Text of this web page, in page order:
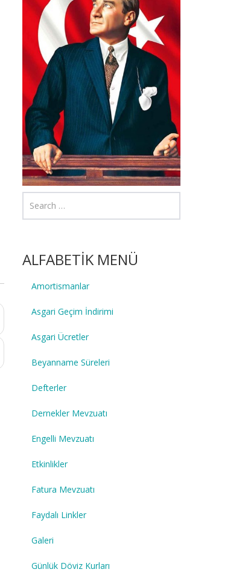
ALFABETİK MENÜ
Amortismanlar
Asgari Geçim İndirimi
Asgari Ücretler
Beyanname Süreleri
Defterler
Dernekler Mevzuatı
Engelli Mevzuatı
Etkinlikler
Fatura Mevzuatı
Faydalı Linkler
Galeri
Günlük Döviz Kurları